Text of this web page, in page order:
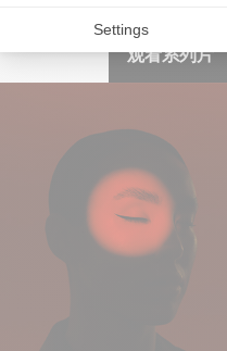
平行聆听之旅，一路聆
观看系列片